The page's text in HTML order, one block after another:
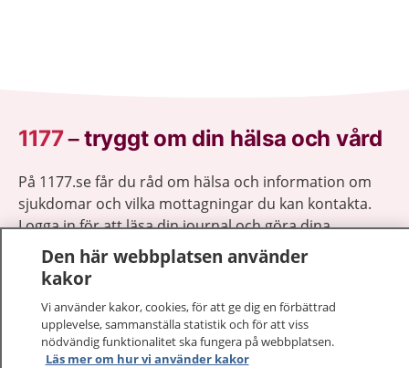
1177–tryggt om din hälsa och vård
På 1177.se får du råd om hälsa och information om
sjukdomar och vilka mottagningar du kan kontakta.
Logga in för att läsa din journal och göra dina
vårdärenden. Ring telefonnummer 1177 för
sjukvårdsrådgivning dygnet runt.
1177 ger dig råd när du vill må bättre.
Den här webbplatsen använder
kakor
Vi använder kakor, cookies, för att ge dig en förbättrad
upplevelse, sammanställa statistik och för att viss
nödvändig funktionalitet ska fungera på webbplatsen.
Läs mer om hur vi använder kakor